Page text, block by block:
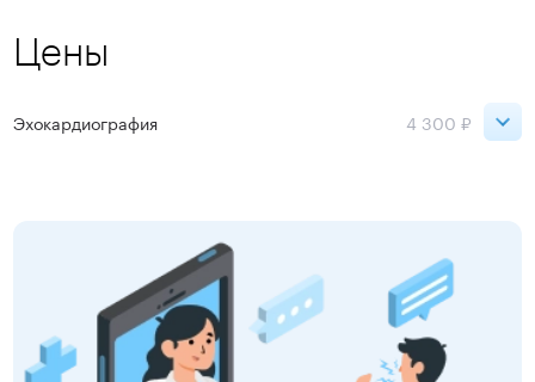
Цены
Эхокардиография 4 300 ₽
Ладожская 4 300 ₽
Садовая 4 300 ₽